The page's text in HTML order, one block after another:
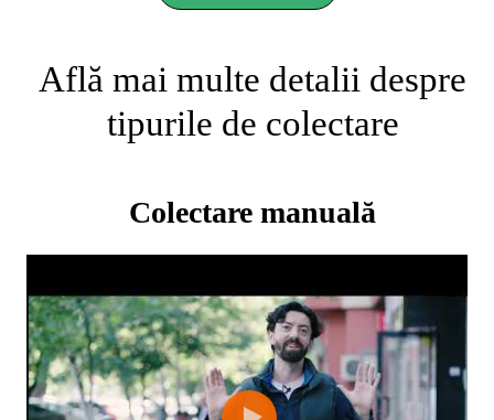
Află mai multe detalii despre
tipurile de colectare
Colectare manuală